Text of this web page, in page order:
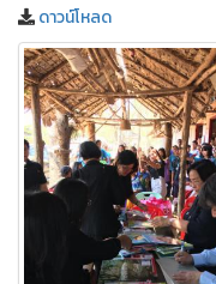
ดาวน์โหลด